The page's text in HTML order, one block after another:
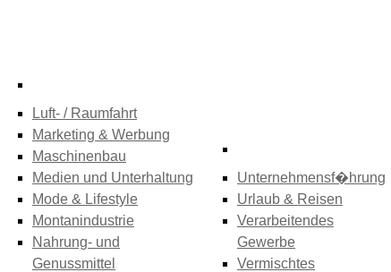
Luft- / Raumfahrt
Marketing & Werbung
Maschinenbau
Medien und Unterhaltung
Mode & Lifestyle
Montanindustrie
Nahrung- und
Genussmittel
Unternehmensf�hrung
Urlaub & Reisen
Verarbeitendes
Gewerbe
Vermischtes